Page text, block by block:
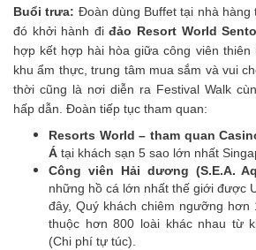
Buổi trưa: Đoàn dùng Buffet tại nhà hàng
đó khởi hành điđảo Resort World
hợp kết hợp hài hòa giữa công viên thiên
khu ẩm thực, trung tâm mua sắm và vui
thời cũng là nơi diễn ra Festival Walk
hấp dẫn. Đoàn tiếp tục tham quan:
Resorts World – tham quan
Á tại khách sạn 5 sao lớn nhất
Công viên Hải dương (S.E.A.
những hồ cá lớn nhất thế giới được
đây, Quý khách chiêm ngưỡng hơn
thuộc hơn 800 loài khác nhau từ
(Chi phí tự túc).